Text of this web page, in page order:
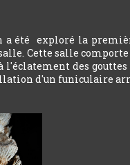
a été exploré la
Cette salle
des
d'un funiculaire